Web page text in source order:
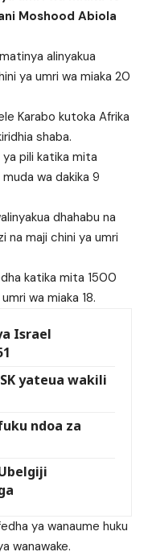
Moshood Abiola
alinyakua
ya umri wa miaka 20
Karabo kutoka Afrika
shaba.
pili katika mita
wa dakika 9
dhahabu na
na maji chini ya umri
katika mita 1500
wa miaka 18.
Israel
yateua wakili
ndoa za
ya wanaume huku
wanawake.